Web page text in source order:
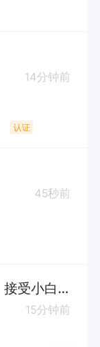
14分钟前
认证
45秒前
娱乐主播（底薪8000元+提成，接受小白）
15分钟前